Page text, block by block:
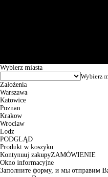
Wybierz miasta
Założenia
Warszawa
Katowice
Poznan
Krakow
Wroclaw
Lodz
PODGLĄD
Produkt w koszyku
Kontynuuj zakupyZAMÓWIENIE
Okno informacyjne
Заполните форму, и мы отправим